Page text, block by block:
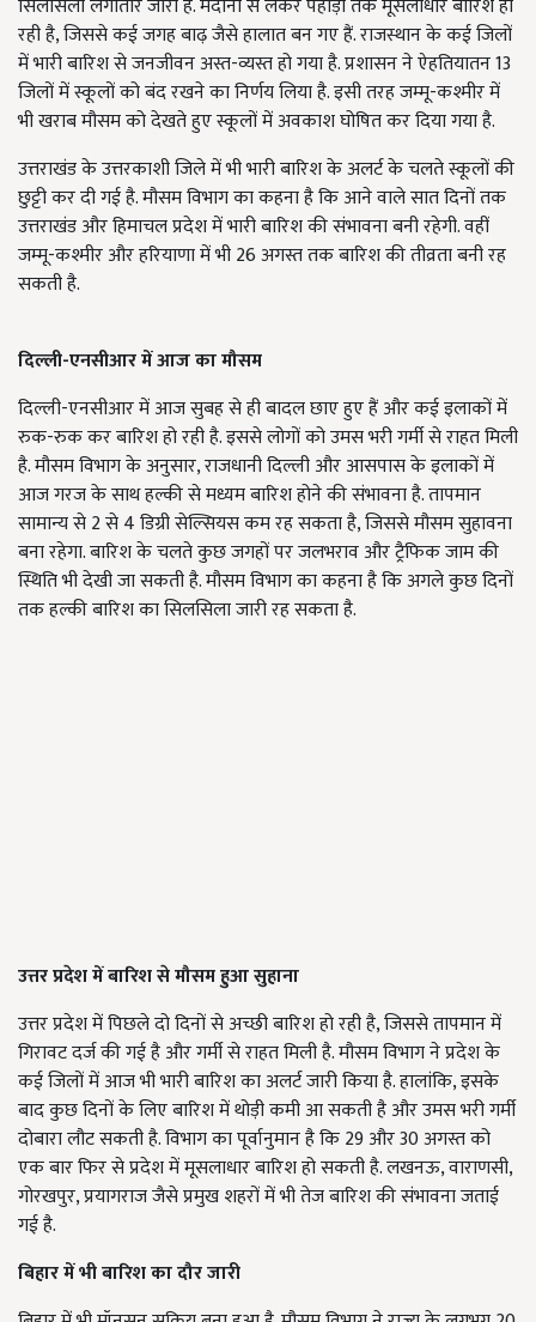
सिलसिला लगातार जारी है. मैदानों से लेकर पहाड़ों तक मूसलाधार बारिश हो
रही है, जिससे कई जगह बाढ़ जैसे हालात बन गए हैं. राजस्थान के कई जिलों
में भारी बारिश से जनजीवन अस्त-व्यस्त हो गया है. प्रशासन ने ऐहतियातन 13
जिलों में स्कूलों को बंद रखने का निर्णय लिया है. इसी तरह जम्मू-कश्मीर में
भी खराब मौसम को देखते हुए स्कूलों में अवकाश घोषित कर दिया गया है.
उत्तराखंड के उत्तरकाशी जिले में भी भारी बारिश के अलर्ट के चलते स्कूलों की
छुट्टी कर दी गई है. मौसम विभाग का कहना है कि आने वाले सात दिनों तक
उत्तराखंड और हिमाचल प्रदेश में भारी बारिश की संभावना बनी रहेगी. वहीं
जम्मू-कश्मीर और हरियाणा में भी 26 अगस्त तक बारिश की तीव्रता बनी रह
सकती है.
दिल्ली-एनसीआर में आज का मौसम
दिल्ली-एनसीआर में आज सुबह से ही बादल छाए हुए हैं और कई इलाकों में
रुक-रुक कर बारिश हो रही है. इससे लोगों को उमस भरी गर्मी से राहत मिली
है. मौसम विभाग के अनुसार, राजधानी दिल्ली और आसपास के इलाकों में
आज गरज के साथ हल्की से मध्यम बारिश होने की संभावना है. तापमान
सामान्य से 2 से 4 डिग्री सेल्सियस कम रह सकता है, जिससे मौसम सुहावना
बना रहेगा. बारिश के चलते कुछ जगहों पर जलभराव और ट्रैफिक जाम की
स्थिति भी देखी जा सकती है. मौसम विभाग का कहना है कि अगले कुछ दिनों
तक हल्की बारिश का सिलसिला जारी रह सकता है.
उत्तर प्रदेश में बारिश से मौसम हुआ सुहाना
उत्तर प्रदेश में पिछले दो दिनों से अच्छी बारिश हो रही है, जिससे तापमान में
गिरावट दर्ज की गई है और गर्मी से राहत मिली है. मौसम विभाग ने प्रदेश के
कई जिलों में आज भी भारी बारिश का अलर्ट जारी किया है. हालांकि, इसके
बाद कुछ दिनों के लिए बारिश में थोड़ी कमी आ सकती है और उमस भरी गर्मी
दोबारा लौट सकती है. विभाग का पूर्वानुमान है कि 29 और 30 अगस्त को
एक बार फिर से प्रदेश में मूसलाधार बारिश हो सकती है. लखनऊ, वाराणसी,
गोरखपुर, प्रयागराज जैसे प्रमुख शहरों में भी तेज बारिश की संभावना जताई
गई है.
बिहार में भी बारिश का दौर जारी